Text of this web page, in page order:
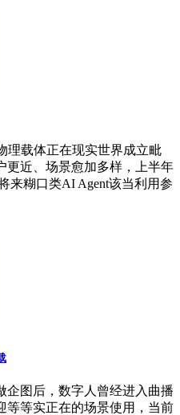
理载体正在现实世界成立毗
更近、场景愈加多样，上半年
来糊口类AI Agent该当利用参
企图后，数字人曾经进入曲播
等等实正在的场景使用，当前